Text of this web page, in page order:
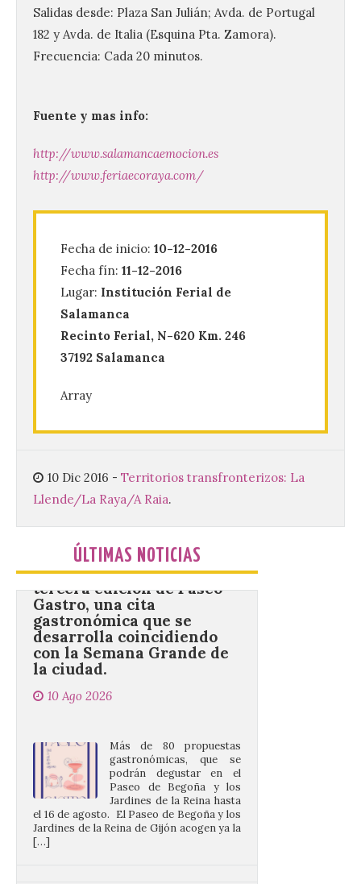
Salidas desde: Plaza San Julián; Avda. de Portugal
182 y Avda. de Italia (Esquina Pta. Zamora).
Frecuencia: Cada 20 minutos.
Fuente y mas info:
http://www.salamancaemocion.es
http://www.feriaecoraya.com/
Fecha de inicio: 10-12-2016
Fecha fín: 11-12-2016
Lugar: Institución Ferial de
Salamanca
Recinto Ferial, N-620 Km. 246
37192 Salamanca
Array
10 Dic 2016 - Territorios transfronterizos: La
Llende/La Raya/A Raia.
ÚLTIMAS NOTICIAS
formación en robótica y
nuevo curso de los
Campamentos Salamanca
Tech
10 Ago 2026
Los Campamentos
total de 120 menores han recibido su
Gijón/Xixón celebra la
tercera edición de Paseo
Gastro, una cita
gastronómica que se
desarrolla coincidiendo
con la Semana Grande de
la ciudad.
10 Ago 2026
Más de 80 propuestas
Paseo de Begoña y los
Jardines de la Reina hasta
el 16 de agosto. El Paseo de Begoña y los
Jardines de la Reina de Gijón acogen ya la
[…]